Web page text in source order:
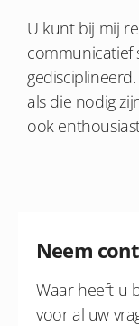
U kunt bij mij
communicatief
als die nodig
ook
Neem
Waar heeft u
voor al uw